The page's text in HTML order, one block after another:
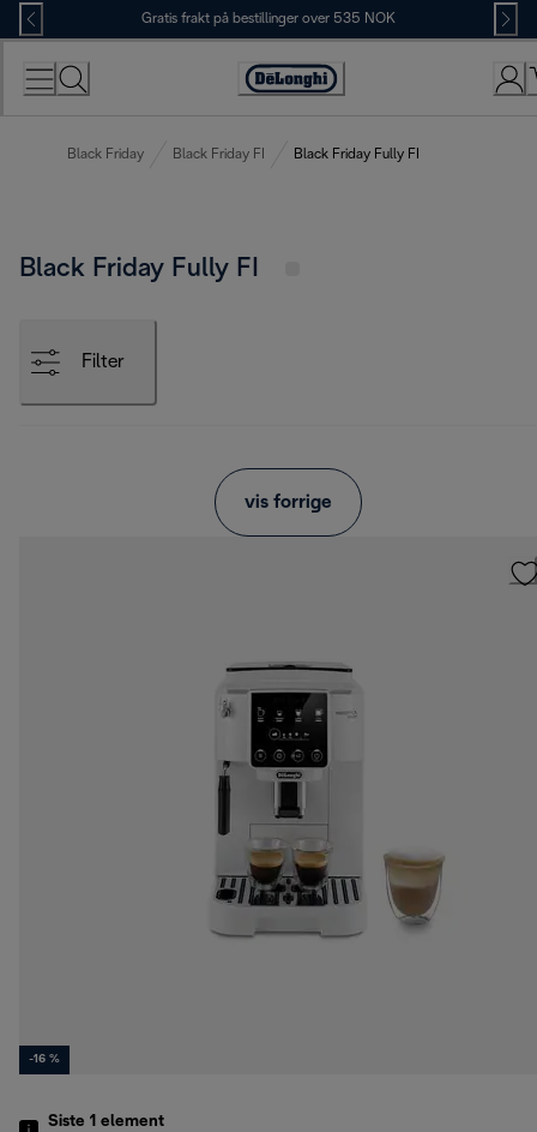
Skip
to
Content
Gratis frakt på bestillinger over 535 NOK
Accessibility
Black Friday Black Friday FI Black Friday Fully FI
Black Friday Fully FI
Filter
vis forrige
-16 %
Siste 1 element